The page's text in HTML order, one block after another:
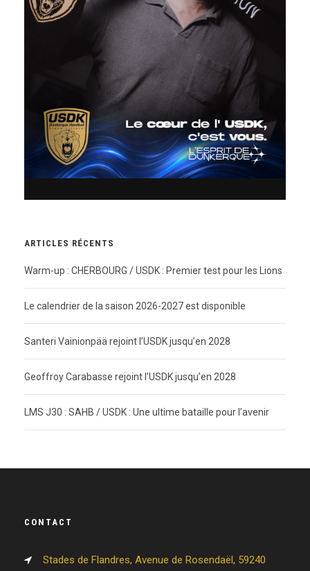
ARTICLES RÉCENTS
Warm-up : CHERBOURG / USDK : Premier test pour les Lions
Le calendrier de la saison 2026-2027 est disponible
Santeri Vainionpää rejoint l’USDK jusqu’en 2028
Geoffroy Carabasse rejoint l’USDK jusqu’en 2028
LMS J30 : SAHB / USDK : Une ultime bataille pour l’avenir
CONTACT
Stades de Flandres, Avenue de Rosendaël, 59240